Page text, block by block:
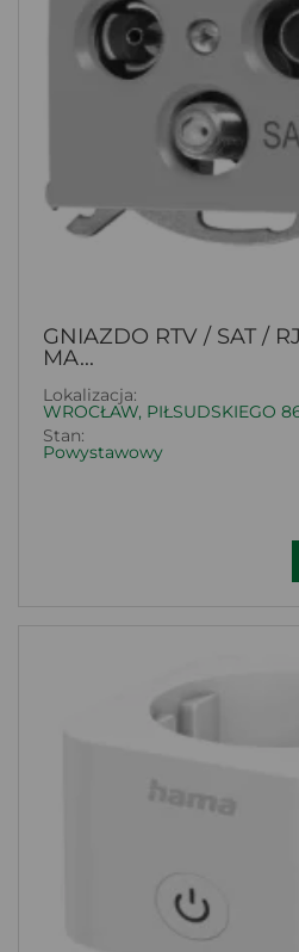
GNIAZDO RTV / SAT /
MA...
Lokalizacja:
WROCŁAW, PIŁSUDSKIEGO
Stan:
Powystawowy